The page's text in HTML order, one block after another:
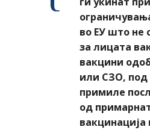
во ЕУ што не
за лицата
вакцини
или СЗО, под
примиле
од
вакцинација